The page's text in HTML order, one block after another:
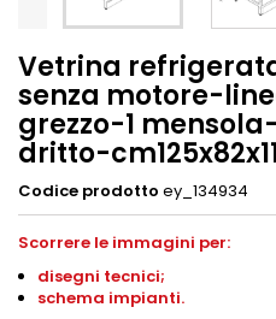
Vetrina
senza motore-
grezzo-1
dritto-
Codice prodotto ey_134934
Scorrere le immagini per:
disegni tecnici;
schema impianti.